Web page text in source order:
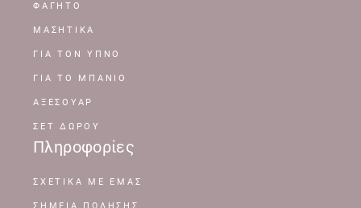
ΦΑΓΗΤΟ
ΜΑΣΗΤΙΚΑ
ΓΙΑ ΤΟΝ ΥΠΝΟ
ΓΙΑ ΤΟ ΜΠΑΝΙΟ
ΑΞΕΣΟΥΑΡ
ΣΕΤ ΔΩΡΟΥ
Πληροφορίες
ΣΧΕΤΙΚΆ ΜΕ ΕΜΆΣ